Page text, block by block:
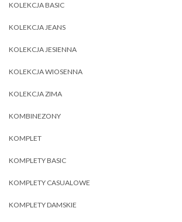
KOLEKCJA BASIC
KOLEKCJA JEANS
KOLEKCJA JESIENNA
KOLEKCJA WIOSENNA
KOLEKCJA ZIMA
KOMBINEZONY
KOMPLET
KOMPLETY BASIC
KOMPLETY CASUALOWE
KOMPLETY DAMSKIE